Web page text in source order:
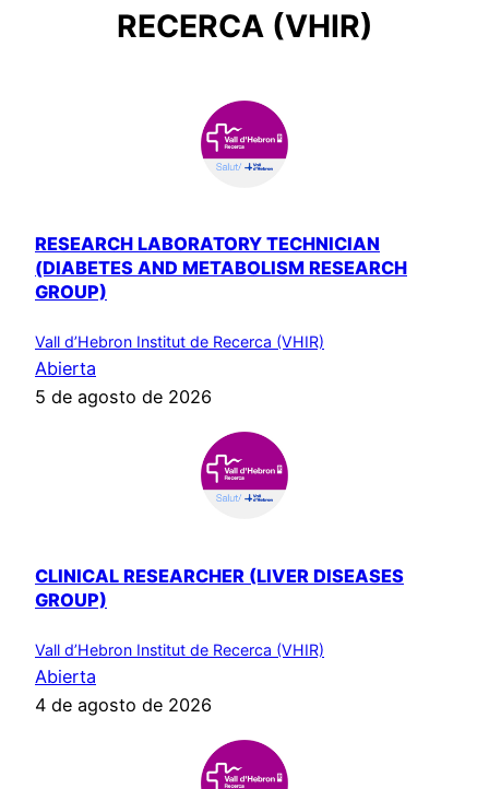
RECERCA (VHIR)
RESEARCH LABORATORY TECHNICIAN
(DIABETES AND METABOLISM RESEARCH
GROUP)
Vall d’Hebron Institut de Recerca (VHIR)
Abierta
5 de agosto de 2026
CLINICAL RESEARCHER (LIVER DISEASES
GROUP)
Vall d’Hebron Institut de Recerca (VHIR)
Abierta
4 de agosto de 2026